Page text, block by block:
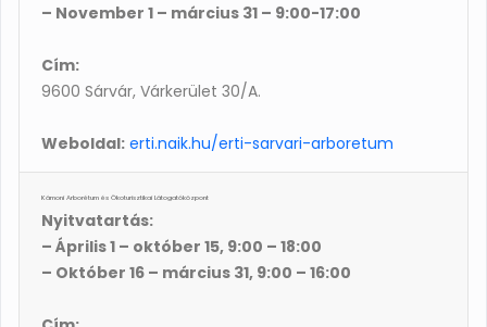
– November 1 – március 31 – 9:00-17:00
Cím:
9600 Sárvár, Várkerület 30/A.
Weboldal: erti.naik.hu/erti-sarvari-arboretum
Kámoni Arborétum és Ökoturisztikai Látogatóközpont
Nyitvatartás:
– Április 1 – október 15, 9:00 – 18:00
– Október 16 – március 31, 9:00 – 16:00